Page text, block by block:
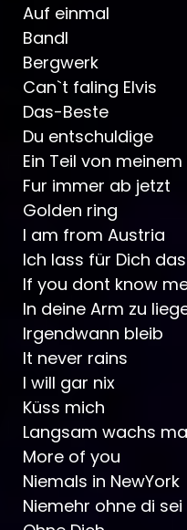
Auf einmal
Bandl
Bergwerk
Can`t faling Elvis
Das-Beste
Du entschuldige
Ein Teil von meinem
Fur immer ab jetzt
Golden ring
I am from Austria
Ich lass für Dich
If you dont know
In deine Arm zu
Irgendwann bleib
It never rains
I will gar nix
Küss mich
Langsam wachs
More of you
Niemals in NewYork
Niemehr ohne di sei